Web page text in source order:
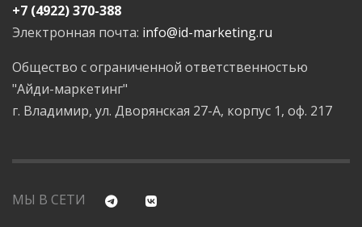
+7 (4922) 370-388
Электронная почта: info@id-marketing.ru
Общество с ограниченной ответственностью
"Айди-маркетинг"
г. Владимир, ул. Дворянская 27-А, корпус 1, оф. 217
МЫ В СЕТИ